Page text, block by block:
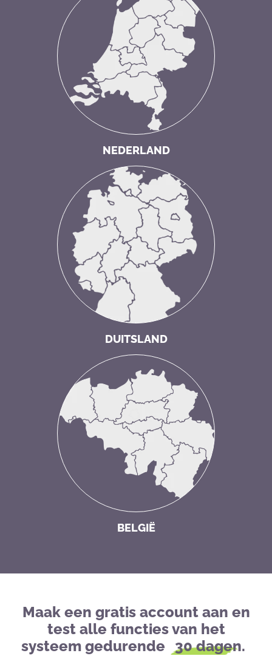
NEDERLAND
DUITSLAND
BELGIË
Maak een gratis account aan en
test alle functies van het
systeem gedurende 30 dagen.